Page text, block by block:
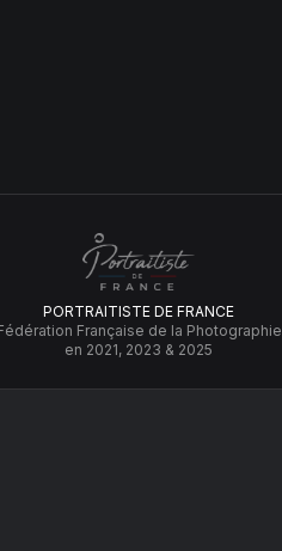
PORTRAITISTE DE FRANCE
Française de la Photographie
en 2021, 2023 & 2025